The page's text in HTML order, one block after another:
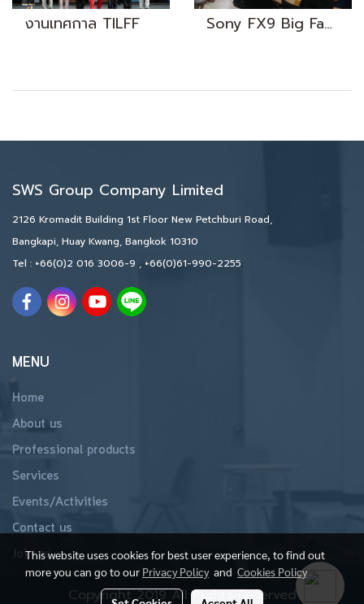
งานเทศกาล TILFF Sony FX9 Big Fan | 30 Oct 2019
SWS Group Company Limited
2126 Kromadit Building 1st Floor New Petchburi Road,
Bangkapi, Huay Kwang, Bangkok 10310
Tel : +66(0)2 016 3006-9 , +66(0)61-990-2255
MENU
Home
About us
Professional products
Services
Events/Activities
Contact us
Join us
Copyright 2019 All Rights Reserved
This website uses cookies for best user experience, to find out
more you can go to our Privacy Policyand Cookies Policy